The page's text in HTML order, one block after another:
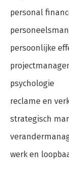
personal
persoonlijke
psychologie
reclame en
strategisch
werk en